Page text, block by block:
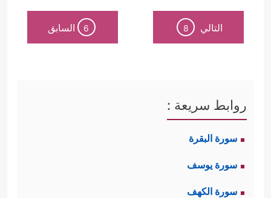
التالي 8
6 السابق
روابط سريعة :
سورة البقرة
سورة يوسف
سورة الكهف